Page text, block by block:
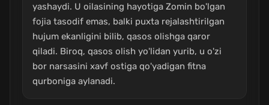
yashaydi. U oilasining hayotiga Zomin bo'lgan
fojia tasodif emas, balki puxta rejalashtirilgan
hujum ekanligini bilib, qasos olishga qaror
qiladi. Biroq, qasos olish yo'lidan yurib, u o'zi
bor narsasini xavf ostiga qo'yadigan fitna
qurboniga aylanadi.